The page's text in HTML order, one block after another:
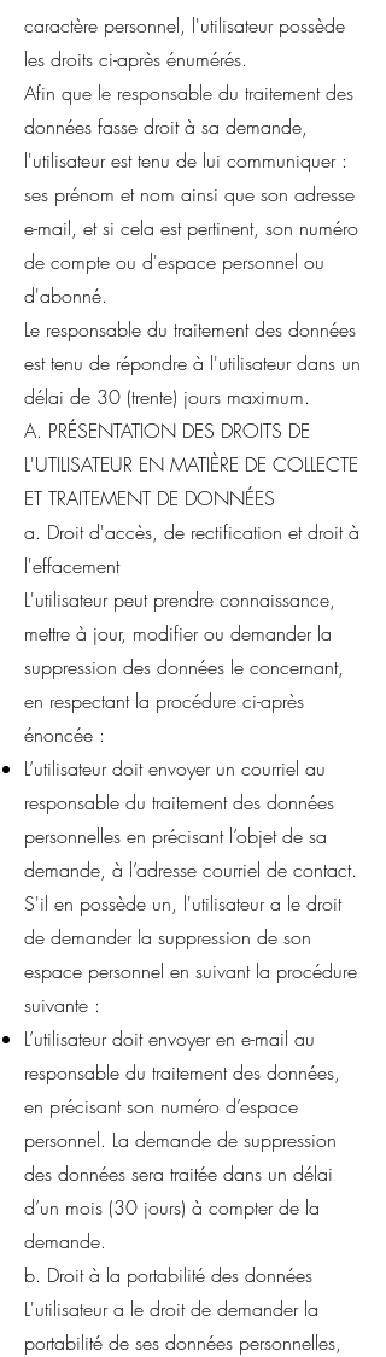
caractère personnel, l'utilisateur possède
les droits ci-après énumérés.
Afin que le responsable du traitement des
données fasse droit à sa demande,
l'utilisateur est tenu de lui communiquer :
ses prénom et nom ainsi que son adresse
e-mail, et si cela est pertinent, son numéro
de compte ou d'espace personnel ou
d'abonné.
Le responsable du traitement des données
est tenu de répondre à l'utilisateur dans un
délai de 30 (trente) jours maximum.
A. PRÉSENTATION DES DROITS DE
L'UTILISATEUR EN MATIÈRE DE COLLECTE
ET TRAITEMENT DE DONNÉES
a. Droit d'accès, de rectification et droit à
l'effacement
L'utilisateur peut prendre connaissance,
mettre à jour, modifier ou demander la
suppression des données le concernant,
en respectant la procédure ci-après
énoncée :
L’utilisateur doit envoyer un courriel au
responsable du traitement des données
personnelles en précisant l’objet de sa
demande, à l’adresse courriel de contact.
S'il en possède un, l'utilisateur a le droit
de demander la suppression de son
espace personnel en suivant la procédure
suivante :
L’utilisateur doit envoyer en e-mail au
responsable du traitement des données,
en précisant son numéro d’espace
personnel. La demande de suppression
des données sera traitée dans un délai
d’un mois (30 jours) à compter de la
demande.
b. Droit à la portabilité des données
L'utilisateur a le droit de demander la
portabilité de ses données personnelles,